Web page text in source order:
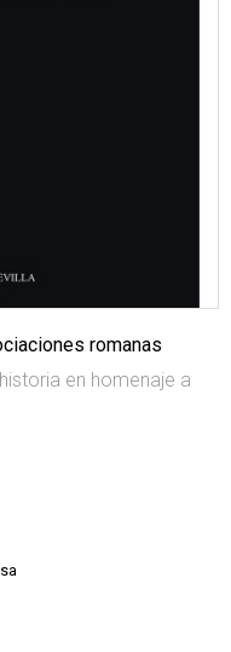
romanas
en homenaje a